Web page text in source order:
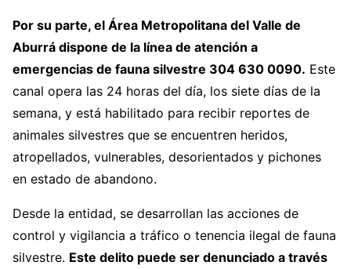
Por su parte, el Área Metropolitana del Valle de
Aburrá dispone de la línea de atención a
emergencias de fauna silvestre 304 630 0090. Este
canal opera las 24 horas del día, los siete días de la
semana, y está habilitado para recibir reportes de
animales silvestres que se encuentren heridos,
atropellados, vulnerables, desorientados y pichones
en estado de abandono.
Desde la entidad, se desarrollan las acciones de
control y vigilancia a tráfico o tenencia ilegal de fauna
silvestre. Este delito puede ser denunciado a través